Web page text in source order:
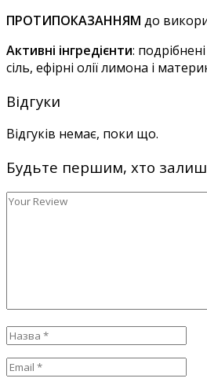
ПРОТИПОКАЗАННЯМ до
Активні інгредієнти:
сіль, ефірні олії лимона і
Відгуки
Відгуків немає, поки що.
Будьте першим, хто